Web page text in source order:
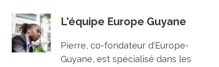
L'équipe Europe Guyane
Pierre, co-fondateur d'Europe-
Guyane, est spécialisé dans les